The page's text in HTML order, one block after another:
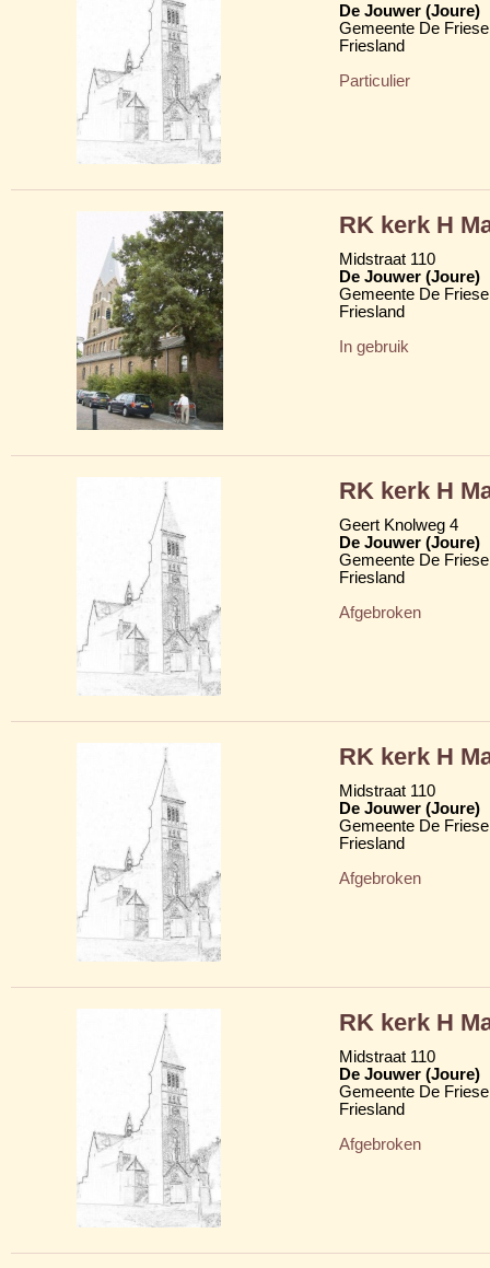
De Jouwer (Joure)
Gemeente De
Friesland
Particulier
RK kerk H
Midstraat 110
De Jouwer (Joure)
Gemeente De
Friesland
In gebruik
RK kerk H
Geert Knolweg 4
De Jouwer (Joure)
Gemeente De
Friesland
Afgebroken
RK kerk H
Midstraat 110
De Jouwer (Joure)
Gemeente De
Friesland
Afgebroken
RK kerk H
Midstraat 110
De Jouwer (Joure)
Gemeente De
Friesland
Afgebroken